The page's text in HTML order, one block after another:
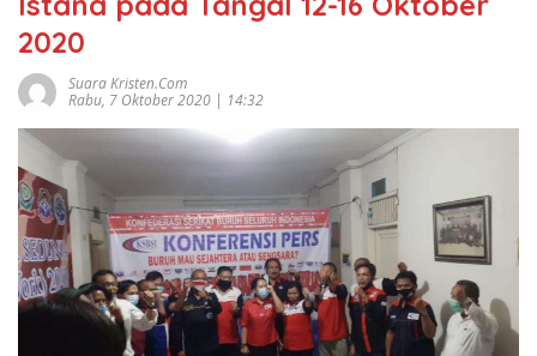
2020
Suara Kristen.com
Rabu, 7 Oktober 2020 | 14:32